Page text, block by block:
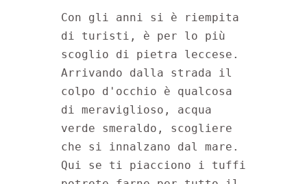
Con gli anni si è riempita
di turisti, è per lo più
scoglio di pietra leccese.
Arrivando dalla strada il
colpo d'occhio è qualcosa
di meraviglioso, acqua
verde smeraldo, scogliere
che si innalzano dal mare.
Qui se ti piacciono i tuffi